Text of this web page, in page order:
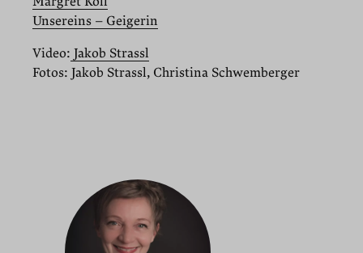
Unsereins – Geigerin
Video: Jakob Strassl
Fotos: Jakob Strassl, Christina Schwemberger